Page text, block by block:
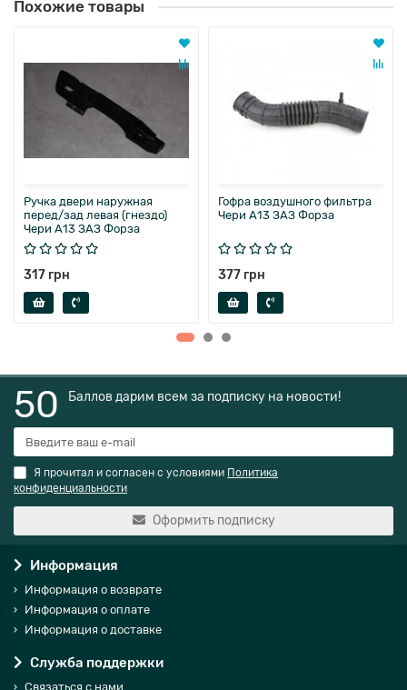
Похожие товары
Ручка двери наружная
перед/зад левая (гнездо)
Чери А13 ЗАЗ Форза
317 грн
Гофра воздушного фильтра
Чери А13 ЗАЗ Форза
377 грн
50 Баллов дарим всем за подписку на новости!
Я прочитал и согласен с условиями Политика
конфиденциальности
Оформить подписку
Информация
Информация о возврате
Информация о оплате
Информация о доставке
Служба поддержки
Связаться с нами